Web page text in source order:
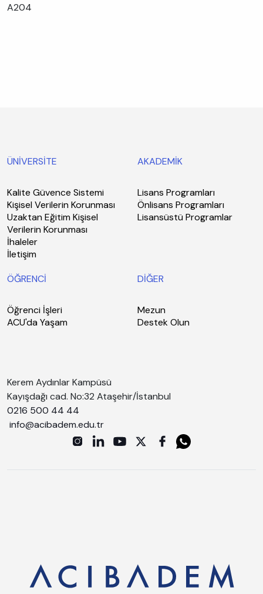
A204
ÜNİVERSİTE
Kalite Güvence Sistemi
Kişisel Verilerin Korunması
Uzaktan Eğitim Kişisel
Verilerin Korunması
İhaleler
İletişim
AKADEMİK
Lisans Programları
Önlisans Programları
Lisansüstü Programlar
ÖĞRENCİ
Öğrenci İşleri
ACU'da Yaşam
DİĞER
Mezun
Destek Olun
Kerem Aydınlar Kampüsü
Kayışdağı cad. No:32 Ataşehir/İstanbul
0216 500 44 44
info@acibadem.edu.tr